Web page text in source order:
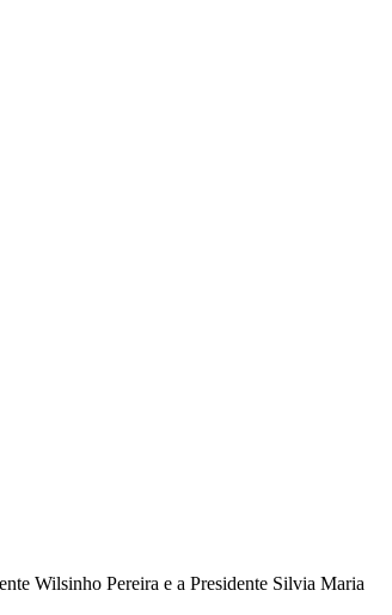
Wilsinho Pereira e a Presidente Silvia Maria